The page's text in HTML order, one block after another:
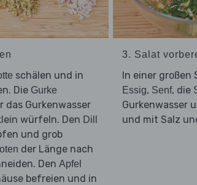
schälen und in
Die Gurke
das Gurkenwasser
würfeln. Den Dill
und grob
der Länge nach
Den Apfel
befreien und in
3. Salat
In einer großen
Essig, Senf, die
Gurkenwasser
und mit Salz